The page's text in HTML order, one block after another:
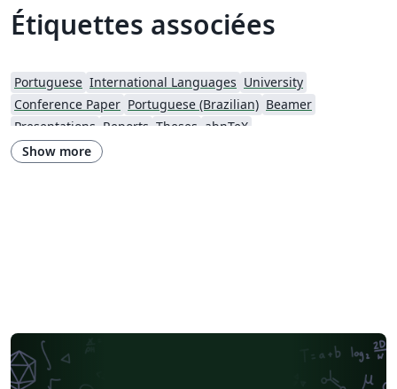
Étiquettes associées
Portuguese International Languages University
Conference Paper Portuguese (Brazilian) Beamer
Presentations Reports Theses abnTeX
Show more